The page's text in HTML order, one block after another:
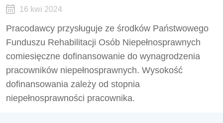
16 kwi 2024
Pracodawcy przysługuje ze środków Państwowego
Funduszu Rehabilitacji Osób Niepełnosprawnych
comiesięczne dofinansowanie do wynagrodzenia
pracowników niepełnosprawnych. Wysokość
dofinansowania zależy od stopnia
niepełnosprawności pracownika.